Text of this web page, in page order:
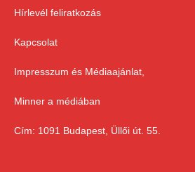
Hírlevél feliratkozás
Kapcsolat
Impresszum és Médiaajánlat,
Minner a médiában
Cím: 1091 Budapest, Üllői út. 55.